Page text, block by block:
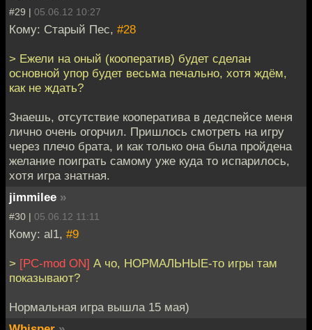
#29 | 05.06.12 10:27
Кому: Старый Пес, #28
> Ежели на оный (кооператив) будет сделан
основной упор будет весьма печально, хотя ждём,
как не ждать?
Знаешь, отсутствие кооператива в дедспейсе меня
лично очень огорчил. Пришлось смотреть на игру
через плечо брата, и как только она была пройдена
желание поиграть самому уже куда то испарилось,
хотя игра знатная.
jimmilee »
#30 | 05.06.12 11:11
Кому: al1, #9
> [PC-mod ON] А чо, НОРМАЛЬНЫЕ-то игры там
показывают?
Нормальная игра вышла 15 мая)